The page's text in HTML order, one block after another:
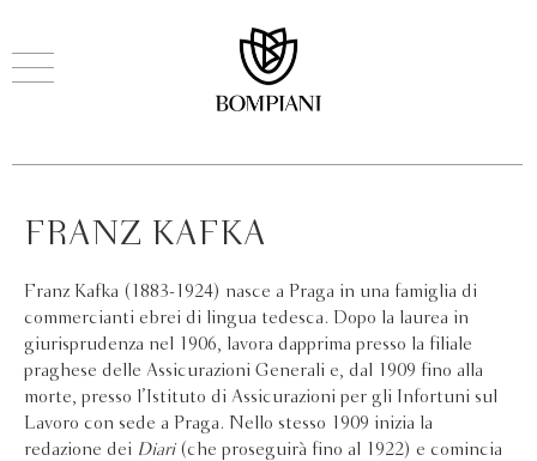
FRANZ KAFKA
Franz Kafka (1883-1924) nasce a Praga in una famiglia di
commercianti ebrei di lingua tedesca. Dopo la laurea in
giurisprudenza nel 1906, lavora dapprima presso la filiale
praghese delle Assicurazioni Generali e, dal 1909 fino alla
morte, presso l’Istituto di Assicurazioni per gli Infortuni sul
Lavoro con sede a Praga. Nello stesso 1909 inizia la
redazione dei Diari(che proseguirà fino al 1922) e comincia